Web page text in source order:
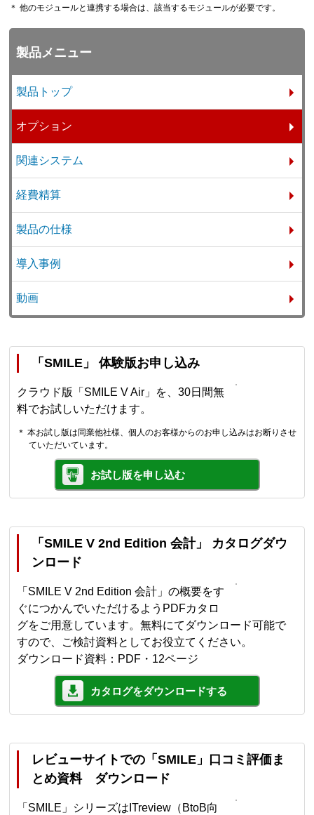
＊ 他のモジュールと連携する場合は、該当するモジュールが必要です。
製品メニュー
製品トップ
オプション
関連システム
経費精算
製品の仕様
導入事例
動画
「SMILE」 体験版お申し込み
クラウド版「SMILE V Air」を、30日間無
料でお試しいただけます。
＊ 本お試し版は同業他社様、個人のお客様からのお申し込みはお断りさせ
ていただいています。
お試し版を申し込む
「SMILE V 2nd Edition 会計」 カタログダウ
ンロード
「SMILE V 2nd Edition 会計」の概要をす
ぐにつかんでいただけるようPDFカタロ
グをご用意しています。無料にてダウンロード可能で
すので、ご検討資料としてお役立てください。
ダウンロード資料：PDF・12ページ
カタログをダウンロードする
レビューサイトでの「SMILE」口コミ評価ま
とめ資料 ダウンロード
「SMILE」シリーズはITreview（BtoB向